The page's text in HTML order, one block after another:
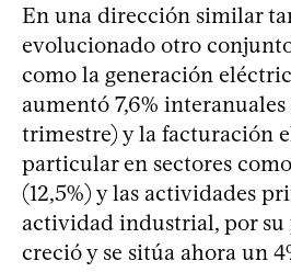
En una dirección similar
evolucionado otro
como la generación
aumentó 7,6%
trimestre) y la facturación
particular en sectores
(12,5%) y las actividades
actividad industrial, por su
creció y se sitúa ahora un